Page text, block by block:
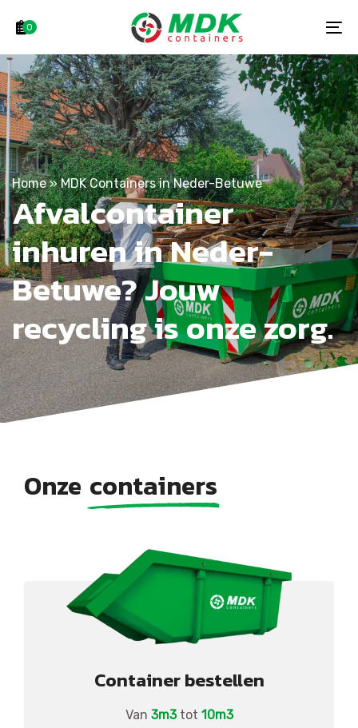
links
navigation
Skip
to
content
0
Home»MDK Containers in Neder-Betuwe
Afvalcontainer
inhuren in Neder-
Betuwe? Jouw
recycling is onze zorg.
Onze containers
Container bestellen
Van 3m3 tot 10m3